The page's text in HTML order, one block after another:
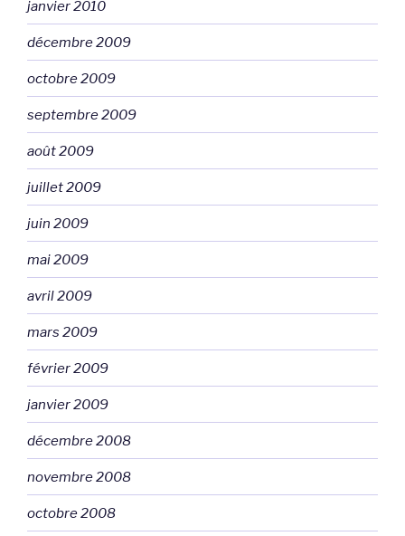
janvier 2010
décembre 2009
octobre 2009
septembre 2009
août 2009
juillet 2009
juin 2009
mai 2009
avril 2009
mars 2009
février 2009
janvier 2009
décembre 2008
novembre 2008
octobre 2008